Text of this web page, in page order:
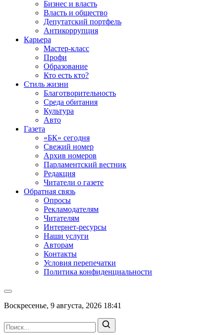
Бизнес и власть
Власть и общество
Депутатский портфель
Антикоррупция
Карьера
Мастер-класс
Профи
Образование
Кто есть кто?
Стиль жизни
Благотворительность
Среда обитания
Культура
Авто
Газета
«БК» сегодня
Свежий номер
Архив номеров
Парламентский вестник
Редакция
Читатели о газете
Обратная связь
Опросы
Рекламодателям
Читателям
Интернет-ресурсы
Наши услуги
Авторам
Контакты
Условия перепечатки
Политика конфиденциальности
Воскресенье, 9 августа, 2026 18:41